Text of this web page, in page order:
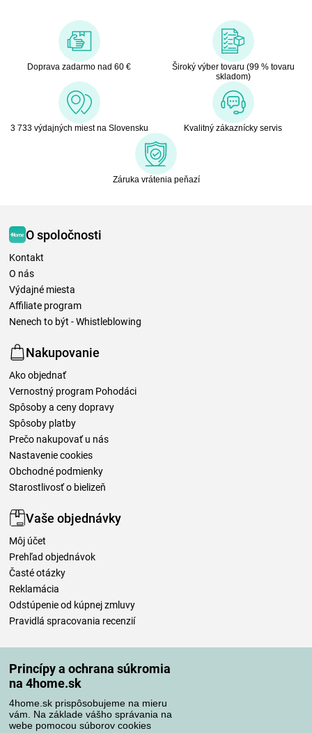
Princípy a ochrana súkromia
na 4home.sk
4home.sk prispôsobujeme na mieru
vám. Na základe vášho správania na
webe pomocou súborov cookies
Doprava zadarmo nad 60 €
Široký výber tovaru (99 % tovaru
skladom)
3 733 výdajných miest na Slovensku Kvalitný zákaznícky servis
Záruka vrátenia peňazí
O spoločnosti
Kontakt
O nás
Výdajné miesta
Affiliate program
Nenech to být - Whistleblowing
Nakupovanie
Ako objednať
Vernostný program Pohodáci
Spôsoby a ceny dopravy
Spôsoby platby
Prečo nakupovať u nás
Nastavenie cookies
Obchodné podmienky
Starostlivosť o bielizeň
Vaše objednávky
Môj účet
Prehľad objednávok
Časté otázky
Reklamácia
Odstúpenie od kúpnej zmluvy
Pravidlá spracovania recenzií
Spôsoby platby